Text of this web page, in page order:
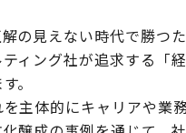
の見えない時代で勝つ
ィング社が追求する「
。
主体的にキャリアや業